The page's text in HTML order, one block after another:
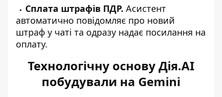
Сплата штрафів ПДР. Асистент
автоматично повідомляє про новий
штраф у чаті та одразу надає посилання на
оплату.
Технологічну основу Дія.AI
побудували на Gemini